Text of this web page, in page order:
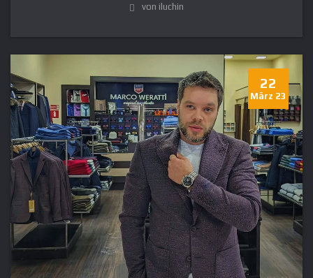
von iluchin
22
März 23